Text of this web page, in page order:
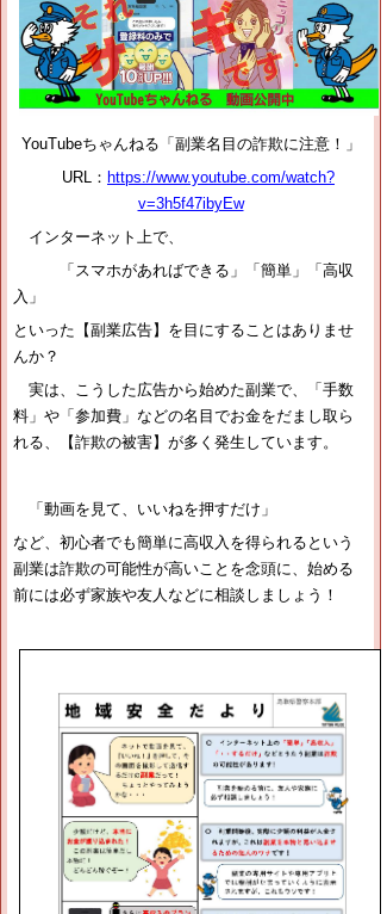
YouTubeちゃんねる「副業名目の詐欺に注意！」
URL： https://www.youtube.com/watch?
v=3h5f47ibyEw
インターネット上で、
「スマホがあればできる」「簡単」「高収
入」
といった【副業広告】を目にすることはありませ
んか？
実は、こうした広告から始めた副業で、「手数
料」や「参加費」などの名目でお金をだまし取ら
れる、【詐欺の被害】が多く発生しています。
「動画を見て、いいねを押すだけ」
など、初心者でも簡単に高収入を得られるという
副業は詐欺の可能性が高いことを念頭に、始める
前には必ず家族や友人などに相談しましょう！